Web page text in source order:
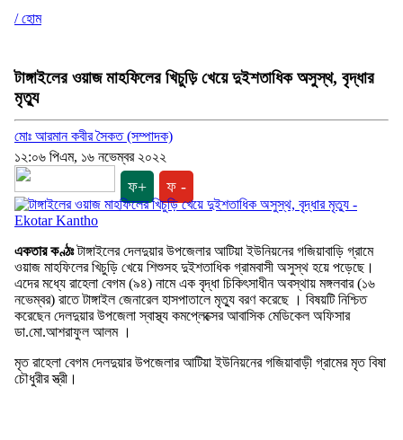
/ হোম
টাঙ্গাইলের ওয়াজ মাহফিলের খিচুড়ি খেয়ে দুইশতাধিক অসুস্থ, বৃদ্ধার
মৃত্যু
মোঃ আরমান কবীর সৈকত (সম্পাদক)
১২:০৬ পিএম, ১৬ নভেম্বর ২০২২
ফ+ ফ -
একতার কণ্ঠঃটাঙ্গাইলের দেলদুয়ার উপজেলার আটিয়া ইউনিয়নের গজিয়াবাড়ি গ্রামে
ওয়াজ মাহফিলের খিচুড়ি খেয়ে শিশুসহ দুইশতাধিক গ্রামবাসী অসুস্থ হয়ে পড়েছে।
এদের মধ্যে রাহেলা বেগম (৯৪) নামে এক বৃদ্ধা চিকিৎসাধীন অবস্থায় মঙ্গলবার (১৬
নভেম্বর) রাতে টাঙ্গাইল জেনারেল হাসপাতালে মৃত্যু বরণ করেছে । বিষয়টি নিশ্চিত
করেছেন দেলদুয়ার উপজেলা স্বাস্থ্য কমপ্লেক্সের আবাসিক মেডিকেল অফিসার
ডা.মো.আশরাফুল আলম ।
মৃত রাহেলা বেগম দেলদুয়ার উপজেলার আটিয়া ইউনিয়নের গজিয়াবাড়ী গ্রামের মৃত বিষা
চৌধুরীর স্ত্রী।